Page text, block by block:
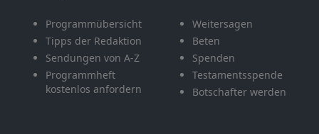
Programmübersicht
Tipps der Redaktion
Sendungen von A-Z
Programmheft
kostenlos anfordern
Weitersagen
Beten
Spenden
Testamentsspende
Botschafter werden